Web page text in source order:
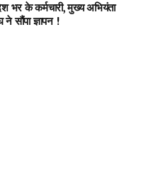
भर के कर्मचारी, मुख्य अभियंता
सौंपा ज्ञापन !